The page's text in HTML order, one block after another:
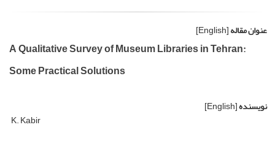
عنوان مقاله[English]
A Qualitative Survey of Museum Libraries in Tehran:
Some Practical Solutions
نویسنده[English]
K. Kabir